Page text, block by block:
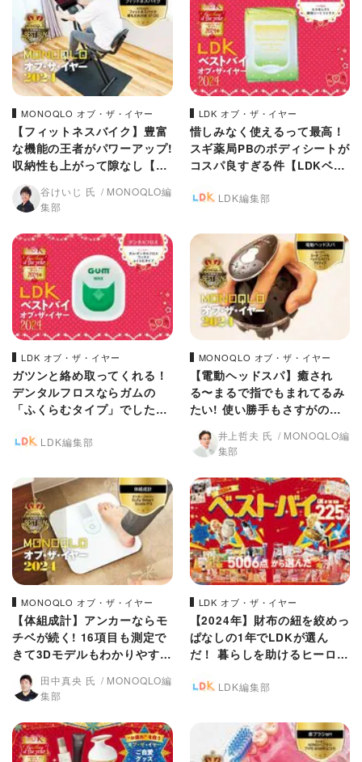
MONOQLO オブ・ザ・イヤー
【フィットネスバイク】豊富
な機能の王者がパワーアップ!
収納性も上がって隙なし【M
ONOQLO 2024年ベストバ
イ】
谷けいじ 氏
MONOQLO編
集部
LDK オブ・ザ・イヤー
惜しみなく使えるって最高！
スギ薬局PBのボディシートが
コスパ良すぎる件【LDKベス
LDK編集部
LDK オブ・ザ・イヤー
ガツンと絡め取ってくれる！
デンタルフロスならガムの
「ふくらむタイプ」でした
LDK編集部
MONOQLO オブ・ザ・イヤー
【電動ヘッドスパ】癒され
る〜まるで指でもまれてるみ
たい! 使い勝手もさすがのヤ
ーマン【MONOQLO 2024年
ベストバイ】
井上哲夫 氏
MONOQLO編
集部
MONOQLO オブ・ザ・イヤー
【体組成計】アンカーならモ
チベが続く! 16項目も測定で
きて3Dモデルもわかりやす
い!【MONOQLO 2024年ベ
ストバイ】
田中真央 氏
MONOQLO編
集部
LDK オブ・ザ・イヤー
【2024年】財布の紐を絞めっ
ぱなしの1年でLDKが選ん
だ！ 暮らしを助けるヒーロー
LDK編集部